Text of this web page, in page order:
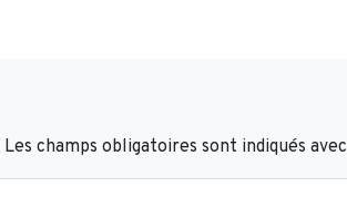
Les champs obligatoires sont indiqués avec